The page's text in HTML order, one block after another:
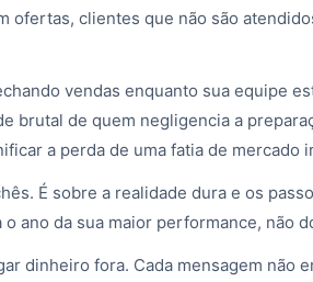
ofertas, clientes que não são
vendas enquanto sua equipe
brutal de quem negligencia a
a perda de uma fatia de mercado
É sobre a realidade dura e os
ano da sua maior performance, não
dinheiro fora. Cada mensagem não